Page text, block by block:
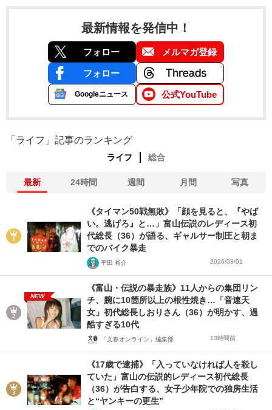
最新情報を発信中！
フォロー メルマガ登録
フォロー
Googleニュース 公式YouTube
「ライフ」記事のランキング
ライフ 総合
最新 24時間 週間 月間 写真
《タイマン50戦無敗》「顔を見ると、『やば
い。逃げろ』と…」富山伝説のレディース初
代総長（36）が語る、ギャルサー制圧と朝ま
でのバイク暴走
平田 裕介 2026/08/01
NEW
《富山・伝説の暴走族》11人からの集団リン
チ、腕に10箇所以上の根性焼き…「音速天
女」初代総長しおりさん（36）が明かす、過
酷すぎる10代
「文春オンライン」編集部 13時間前
《17歳で逮捕》「入っていなければ人を殺し
ていた」富山の伝説的レディース初代総長
（36）が告白する、女子少年院での独房生活
と“ヤンキーの更生”